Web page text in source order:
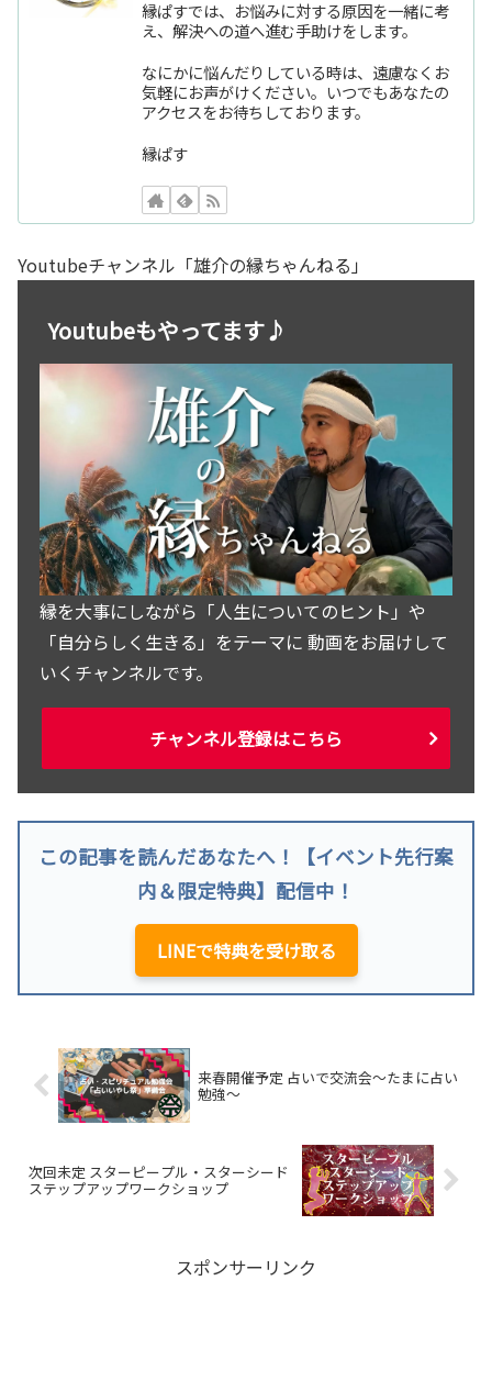
縁ぱすでは、お悩みに対する原因を一緒に考
え、解決への道へ進む手助けをします。
なにかに悩んだりしている時は、遠慮なくお
気軽にお声がけください。いつでもあなたの
アクセスをお待ちしております。
縁ぱす
Youtubeチャンネル「雄介の縁ちゃんねる」
Youtubeもやってます♪
縁を大事にしながら「人生についてのヒント」や
「自分らしく生きる」をテーマに 動画をお届けして
いくチャンネルです。
チャンネル登録はこちら
この記事を読んだあなたへ！【イベント先行案
内＆限定特典】配信中！
LINEで特典を受け取る
来春開催予定 占いで交流会～たまに占い
勉強～
次回未定 スターピープル・スターシード
ステップアップワークショップ
スポンサーリンク